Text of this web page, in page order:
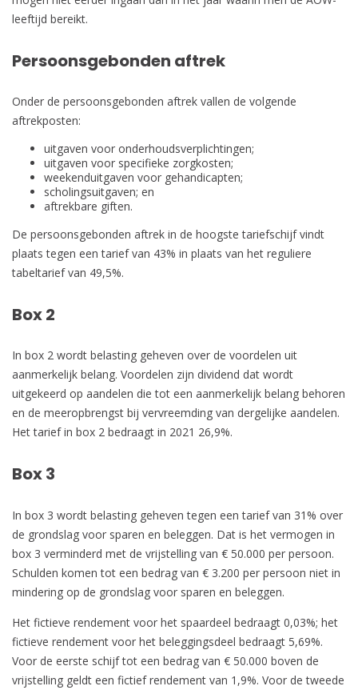
leeftijd bereikt.
Persoonsgebonden aftrek
Onder de persoonsgebonden aftrek vallen de volgende
aftrekposten:
uitgaven voor onderhoudsverplichtingen;
uitgaven voor specifieke zorgkosten;
weekenduitgaven voor gehandicapten;
scholingsuitgaven; en
aftrekbare giften.
De persoonsgebonden aftrek in de hoogste tariefschijf vindt
plaats tegen een tarief van 43% in plaats van het reguliere
tabeltarief van 49,5%.
Box 2
In box 2 wordt belasting geheven over de voordelen uit
aanmerkelijk belang. Voordelen zijn dividend dat wordt
uitgekeerd op aandelen die tot een aanmerkelijk belang behoren
en de meeropbrengst bij vervreemding van dergelijke aandelen.
Het tarief in box 2 bedraagt in 2021 26,9%.
Box 3
In box 3 wordt belasting geheven tegen een tarief van 31% over
de grondslag voor sparen en beleggen. Dat is het vermogen in
box 3 verminderd met de vrijstelling van € 50.000 per persoon.
Schulden komen tot een bedrag van € 3.200 per persoon niet in
mindering op de grondslag voor sparen en beleggen.
Het fictieve rendement voor het spaardeel bedraagt 0,03%; het
fictieve rendement voor het beleggingsdeel bedraagt 5,69%.
Voor de eerste schijf tot een bedrag van € 50.000 boven de
vrijstelling geldt een fictief rendement van 1,9%. Voor de tweede